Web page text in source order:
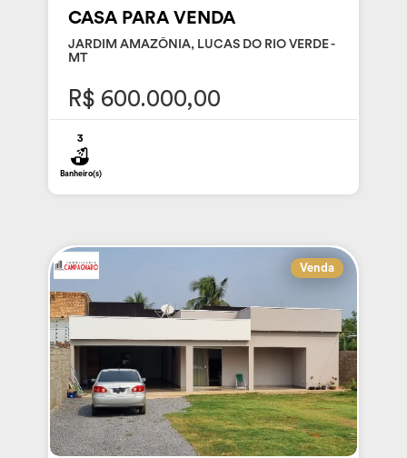
CASA PARA VENDA
JARDIM AMAZÔNIA, LUCAS DO RIO VERDE -
MT
R$ 600.000,00
3
Banheiro(s)
Venda